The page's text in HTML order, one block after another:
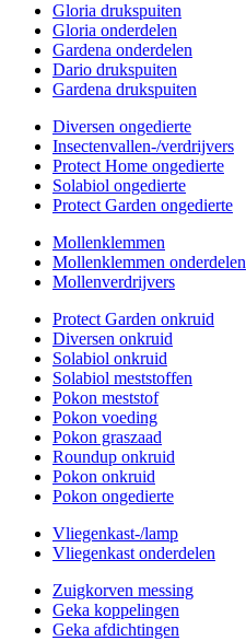
Gloria drukspuiten
Gloria onderdelen
Gardena onderdelen
Dario drukspuiten
Gardena drukspuiten
Diversen ongedierte
Insectenvallen-/verdrijvers
Protect Home ongedierte
Solabiol ongedierte
Protect Garden ongedierte
Mollenklemmen
Mollenklemmen onderdelen
Mollenverdrijvers
Protect Garden onkruid
Diversen onkruid
Solabiol onkruid
Solabiol meststoffen
Pokon meststof
Pokon voeding
Pokon graszaad
Roundup onkruid
Pokon onkruid
Pokon ongedierte
Vliegenkast-/lamp
Vliegenkast onderdelen
Zuigkorven messing
Geka koppelingen
Geka afdichtingen